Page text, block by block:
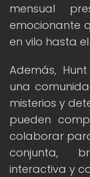
mensual
emocionante
en vilo hasta
Además,
una
misterios y
pueden
colaborar
conjunta,
interactiva y